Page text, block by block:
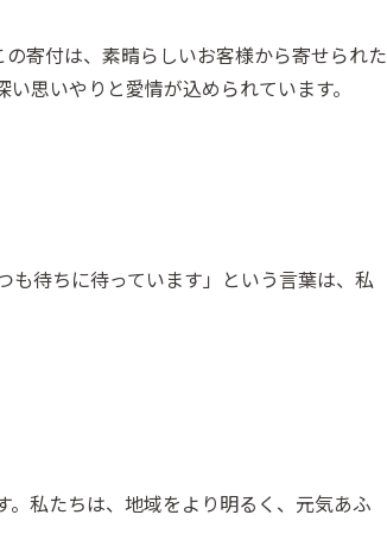
寄付は、素晴らしいお客様から寄せられた
思いやりと愛情が込められています。
待ちに待っています」という言葉は、私
私たちは、地域をより明るく、元気あふ